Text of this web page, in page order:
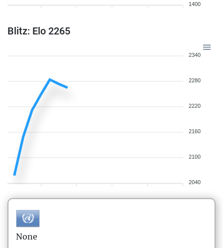
1400
Blitz: Elo 2265
2340
2280
2220
2160
2100
2040
None